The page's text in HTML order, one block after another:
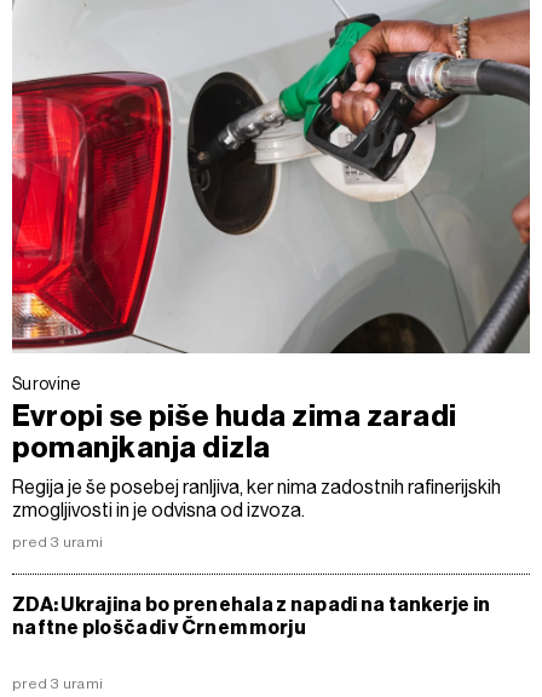
Surovine
Evropi se piše huda zima zaradi
pomanjkanja dizla
Regija je še posebej ranljiva, ker nima zadostnih rafinerijskih
zmogljivosti in je odvisna od izvoza.
pred 3 urami
ZDA: Ukrajina bo prenehala z napadi na tankerje in
naftne ploščadi v Črnem morju
pred 3 urami